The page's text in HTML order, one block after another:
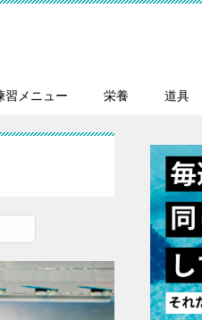
習メニュー 栄養 道具